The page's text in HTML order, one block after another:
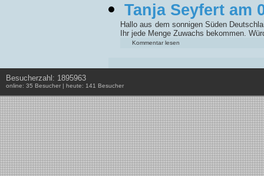
Tanja Seyfert am
Hallo aus dem sonnigen Süden
Ihr jede Menge Zuwachs bekommen.
Kommentar lesen
Besucherzahl: 1895963
online: 35 Besucher | heute: 141 Besucher